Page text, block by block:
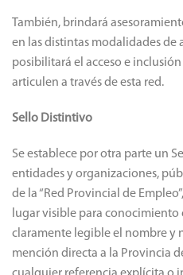
También, brindará
en las distintas modalidades de
posibilitará el acceso e
articulen a través de esta red.
Sello Distintivo
Se establece por otra parte un
entidades y organizaciones,
de la “Red Provincial de
lugar visible para
claramente legible el nombre y
mención directa a la Provincia